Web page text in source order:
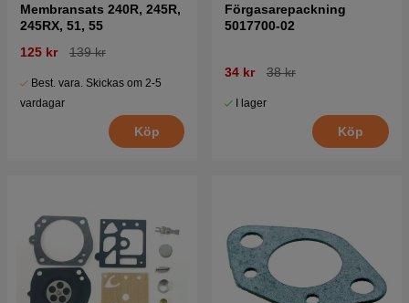
Membransats 240R, 245R,
245RX, 51, 55
125 kr
139 kr
Best. vara. Skickas om 2-5
vardagar
Köp
Förgasarepackning
5017700-02
34 kr 38 kr
I lager
Köp